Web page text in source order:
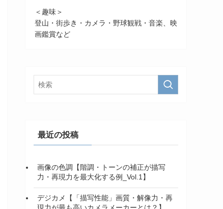
＜趣味＞
登山・街歩き・カメラ・野球観戦・音楽、映
画鑑賞など
最近の投稿
画像の色調【階調・トーンの補正が描写
力・再現力を最大化する例_Vol.1】
デジカメ【「描写性能」画質・解像力・再